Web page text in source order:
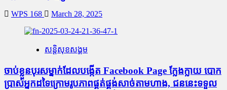
WPS 168 March 28, 2025
សន្តិសុខសង្គម
ចាប់ខ្លួនបុរសម្នាក់ដែលបង្កើត Facebook Page ក្លែងក្លាយ បោក
ប្រាស់អ្នកដទៃក្រោមរូបភាពផ្គត់ផ្គង់សាច់តាមហាង, ជននេះទទួល